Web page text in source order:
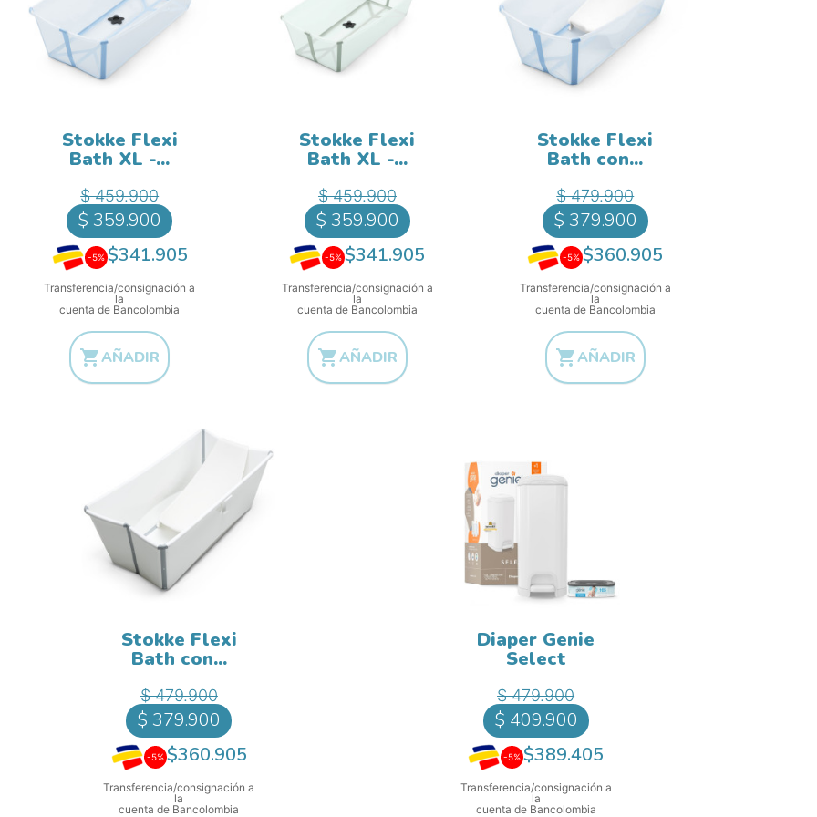
Stokke Flexi
Bath XL -...
Precio base
$ 459.900
$ 359.900
-5% $341.905
Transferencia/consignación a
la
cuenta de Bancolombia
AÑADIR
Stokke Flexi
Bath XL -...
Precio base
$ 459.900Precio
$ 359.900
-5% $341.905
Transferencia/consignación a
la
cuenta de Bancolombia
AÑADIR
Stokke Flexi
Bath con...
Precio base
$ 479.900
$ 379.900
-5% $360.905
Transferencia/consignación a
la
cuenta de Bancolombia
AÑADIR
Stokke Flexi
Bath con...
Precio base
$ 479.900Precio
$ 379.900
-5% $360.905
Transferencia/consignación a
la
cuenta de Bancolombia
Diaper Genie
SelectPrecio base
$ 479.900
$ 409.900
-5% $389.405
Transferencia/consignación a
la
cuenta de Bancolombia